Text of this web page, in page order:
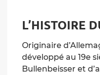
L’HISTOIRE
Originaire
développé au 19e
Bullenbeisser et